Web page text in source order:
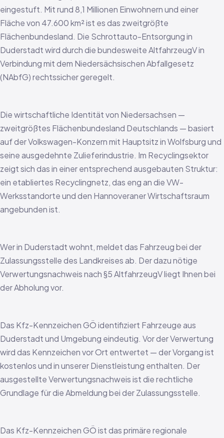
eingestuft. Mit rund 8,1 Millionen Einwohnern und einer
Fläche von 47.600 km² ist es das zweitgrößte
Flächenbundesland. Die Schrottauto-Entsorgung in
Duderstadt wird durch die bundesweite AltfahrzeugV in
Verbindung mit dem Niedersächsischen Abfallgesetz
(NAbfG) rechtssicher geregelt.
Die wirtschaftliche Identität von Niedersachsen —
zweitgrößtes Flächenbundesland Deutschlands — basiert
auf der Volkswagen-Konzern mit Hauptsitz in Wolfsburg und
seine ausgedehnte Zulieferindustrie. Im Recyclingsektor
zeigt sich das in einer entsprechend ausgebauten Struktur:
ein etabliertes Recyclingnetz, das eng an die VW-
Werksstandorte und den Hannoveraner Wirtschaftsraum
angebunden ist.
Wer in Duderstadt wohnt, meldet das Fahrzeug bei der
Zulassungsstelle des Landkreises ab. Der dazu nötige
Verwertungsnachweis nach §5 AltfahrzeugV liegt Ihnen bei
der Abholung vor.
Das Kfz-Kennzeichen GÖ identifiziert Fahrzeuge aus
Duderstadt und Umgebung eindeutig. Vor der Verwertung
wird das Kennzeichen vor Ort entwertet — der Vorgang ist
kostenlos und in unserer Dienstleistung enthalten. Der
ausgestellte Verwertungsnachweis ist die rechtliche
Grundlage für die Abmeldung bei der Zulassungsstelle.
Das Kfz-Kennzeichen GÖ ist das primäre regionale